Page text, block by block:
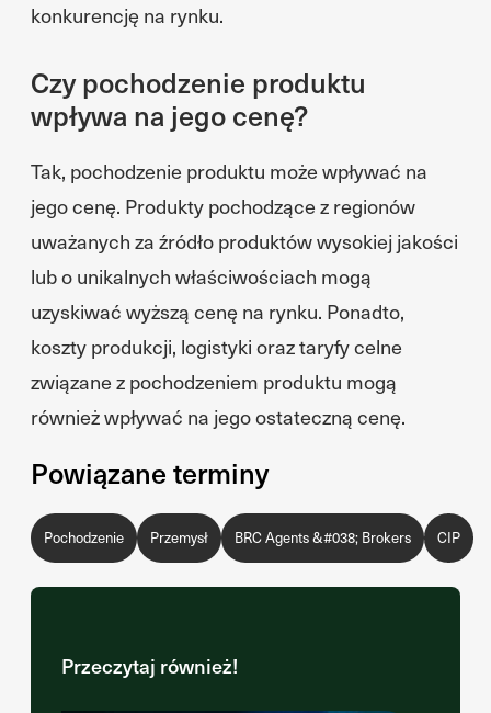
konkurencję na rynku.
Czy pochodzenie produktu
wpływa na jego cenę?
Tak, pochodzenie produktu może wpływać na
jego cenę. Produkty pochodzące z regionów
uważanych za źródło produktów wysokiej jakości
lub o unikalnych właściwościach mogą
uzyskiwać wyższą cenę na rynku. Ponadto,
koszty produkcji, logistyki oraz taryfy celne
związane z pochodzeniem produktu mogą
również wpływać na jego ostateczną cenę.
Powiązane terminy
Pochodzenie Przemysł BRC Agents &#038; Brokers CIP
Przeczytaj również!